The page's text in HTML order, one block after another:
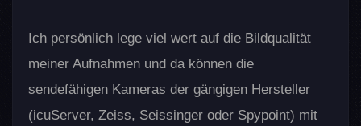
1,5 Volt AA-Akkus
Solarpanels
Tarnung
Selbstklebendes Tarnband
Ich persönlich lege viel wert auf die Bildqualität
meiner Aufnahmen und da können die
sendefähigen Kameras der gängigen Hersteller
(icuServer, Zeiss, Seissinger oder Spypoint) mit